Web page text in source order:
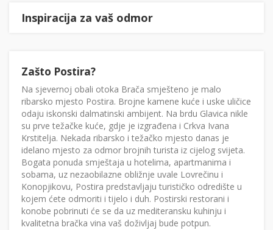
Inspiracija za vaš odmor
Zašto Postira?
Na sjevernoj obali otoka Brača smješteno je malo
ribarsko mjesto Postira. Brojne kamene kuće i uske uličice
odaju iskonski dalmatinski ambijent. Na brdu Glavica nikle
su prve težačke kuće, gdje je izgrađena i Crkva Ivana
Krstitelja. Nekada ribarsko i težačko mjesto danas je
idelano mjesto za odmor brojnih turista iz cijelog svijeta.
Bogata ponuda smještaja u hotelima, apartmanima i
sobama, uz nezaobilazne obližnje uvale Lovrečinu i
Konopjikovu, Postira predstavljaju turističko odredište u
kojem ćete odmoriti i tijelo i duh. Postirski restorani i
konobe pobrinuti će se da uz mediteransku kuhinju i
kvalitetna bračka vina vaš doživljaj bude potpun.